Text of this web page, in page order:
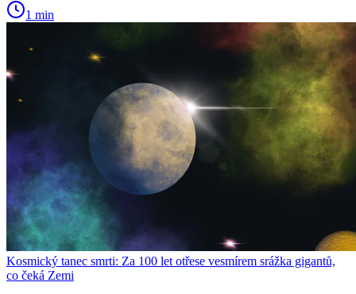
1 min
Kosmický tanec smrti: Za 100 let otřese vesmírem srážka gigantů,
co čeká Zemi